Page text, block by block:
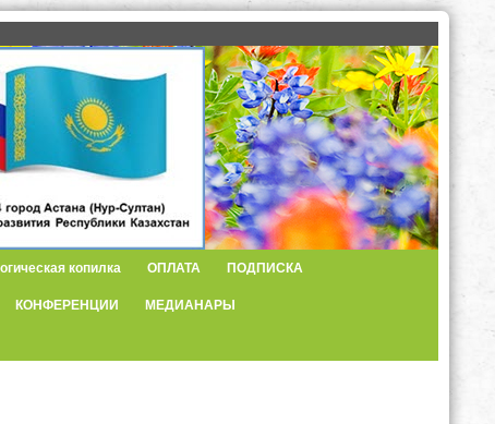
копилка ОПЛАТА ПОДПИСКА
КОНФЕРЕНЦИИ МЕДИАНАРЫ